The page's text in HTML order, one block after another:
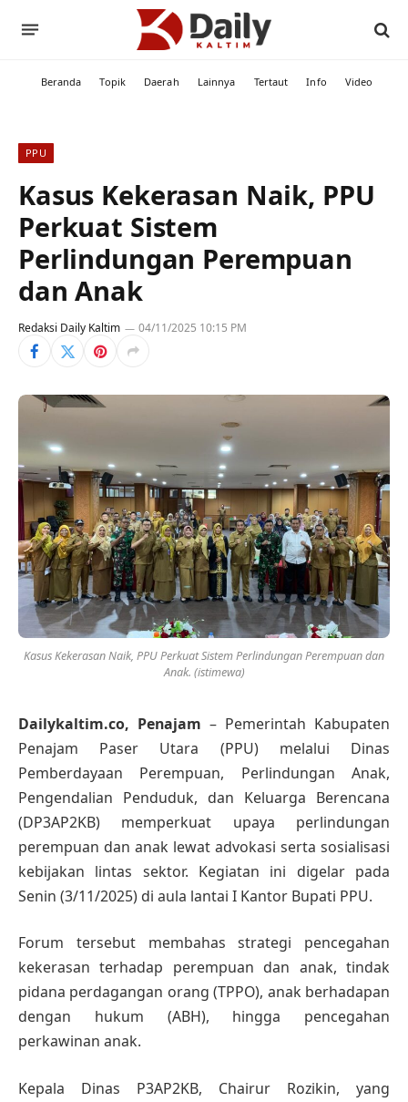
Beranda Topik Daerah Lainnya Tertaut Info Video
PPU
Kasus Kekerasan Naik, PPU
Perkuat Sistem
Perlindungan Perempuan
dan Anak
Redaksi Daily Kaltim 04/11/2025 10:15 PM
Kasus Kekerasan Naik, PPU Perkuat Sistem Perlindungan Perempuan dan
Anak. (istimewa)
Dailykaltim.co, Penajam – Pemerintah Kabupaten
Penajam Paser Utara (PPU) melalui Dinas
Pemberdayaan Perempuan, Perlindungan Anak,
Pengendalian Penduduk, dan Keluarga Berencana
(DP3AP2KB) memperkuat upaya perlindungan
perempuan dan anak lewat advokasi serta sosialisasi
kebijakan lintas sektor. Kegiatan ini digelar pada
Senin (3/11/2025) di aula lantai I Kantor Bupati PPU.
Forum tersebut membahas strategi pencegahan
kekerasan terhadap perempuan dan anak, tindak
pidana perdagangan orang (TPPO), anak berhadapan
dengan hukum (ABH), hingga pencegahan
perkawinan anak.
Kepala Dinas P3AP2KB, Chairur Rozikin, yang